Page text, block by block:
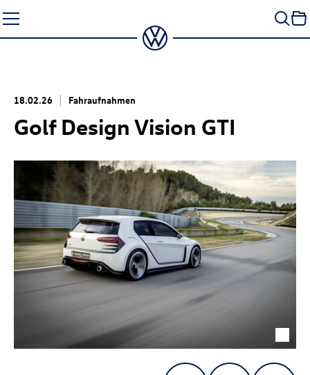
Seiteninhalt
springen
18.02.26 Fahraufnahmen
Golf Design Vision GTI